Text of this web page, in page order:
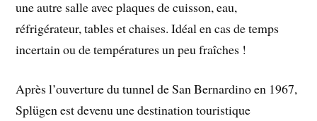
une autre salle avec plaques de cuisson, eau,
réfrigérateur, tables et chaises. Idéal en cas de temps
incertain ou de températures un peu fraîches !
Après l’ouverture du tunnel de San Bernardino en 1967,
Splügen est devenu une destination touristique